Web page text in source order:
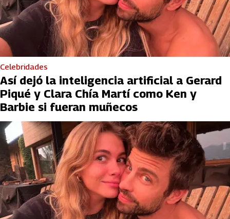
Celebridades
Así dejó la inteligencia artificial a Gerard
Piqué y Clara Chía Martí como Ken y
Barbie si fueran muñecos